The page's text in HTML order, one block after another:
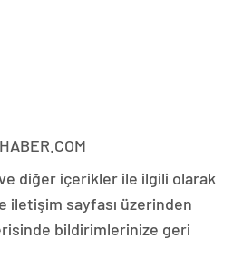
diğer içerikler ile ilgili olarak
iletişim sayfası üzerinden
bildirimlerinize geri